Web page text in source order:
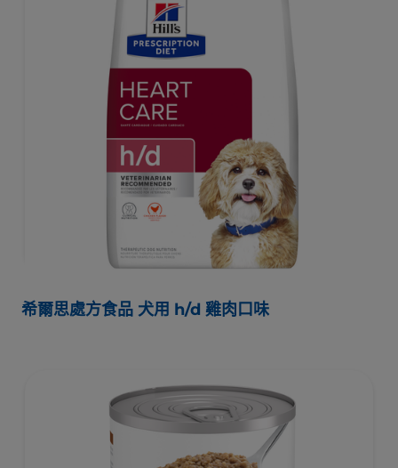
希爾思處方食品 犬用 h/d 雞肉口味